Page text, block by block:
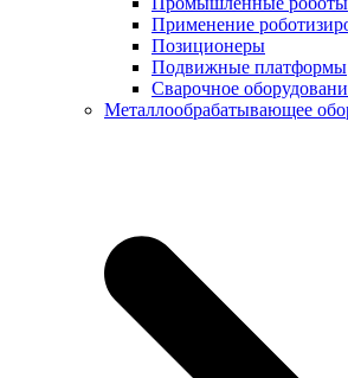
Применение
Позиционеры
Подвижные платформы
Сварочное
Металлообрабатывающее